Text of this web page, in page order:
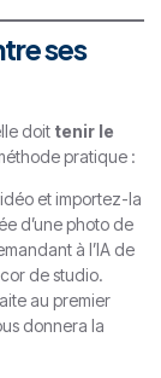
ses
doit tenir le
pratique :
et importez-la
d’une photo de
à l’IA de
de studio.
au premier
donnera la